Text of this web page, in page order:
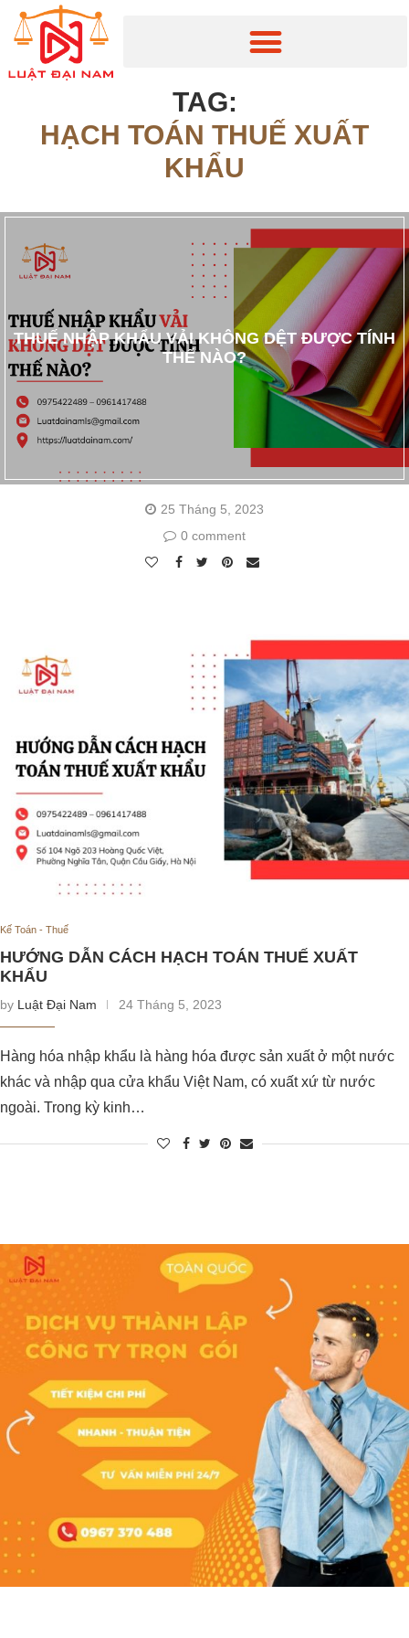
TAG:
HẠCH TOÁN THUẾ XUẤT
KHẨU
THUẾ NHẬP KHẨU VẢI KHÔNG DỆT ĐƯỢC TÍNH
THẾ NÀO?
25 Tháng 5, 2023
0 comment
Kế Toán - Thuế
HƯỚNG DẪN CÁCH HẠCH TOÁN THUẾ XUẤT
KHẨU
by Luật Đại Nam 24 Tháng 5, 2023
Hàng hóa nhập khẩu là hàng hóa được sản xuất ở một nước
khác và nhập qua cửa khẩu Việt Nam, có xuất xứ từ nước
ngoài. Trong kỳ kinh…